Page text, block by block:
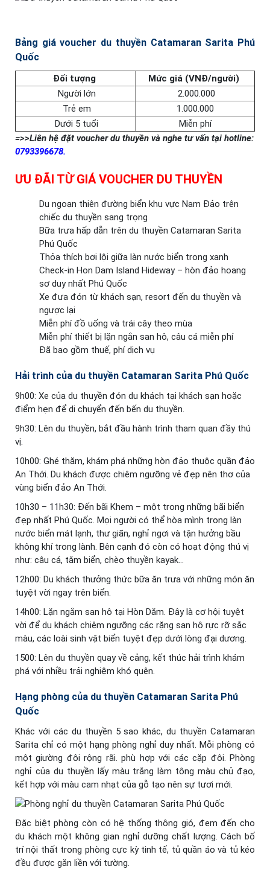
Bảng giá voucher du thuyền Catamaran Sarita Phú
Quốc
Đối tượng
Mức giá (VNĐ/người)
Người lớn
2.000.000
Trẻ em
1.000.000
Dưới 5 tuổi
Miễn phí
=>>Liên hệ đặt voucher du thuyền và nghe tư vấn tại hotline:
0793396678.
ƯU ĐÃI TỪ GIÁ VOUCHER DU THUYỀN
Du ngoạn thiên đường biển khu vực Nam Đảo trên
chiếc du thuyền sang trọng
Bữa trưa hấp dẫn trên du thuyền Catamaran Sarita
Phú Quốc
Thỏa thích bơi lội giữa làn nước biển trong xanh
Check-in Hon Dam Island Hideway – hòn đảo hoang
sơ duy nhất Phú Quốc
Xe đưa đón từ khách sạn, resort đến du thuyền và
ngược lại
Miễn phí đồ uống và trái cây theo mùa
Miễn phí thiết bị lặn ngắn san hô, câu cá miễn phí
Đã bao gồm thuế, phí dịch vụ
Hải trình của du thuyền Catamaran Sarita Phú Quốc
9h00: Xe của du thuyền đón du khách tại khách sạn hoặc
điểm hẹn để di chuyển đến bến du thuyền.
9h30: Lên du thuyền, bắt đầu hành trình tham quan đầy thú
vị.
10h00: Ghé thăm, khám phá những hòn đảo thuộc quần đảo
An Thới. Du khách được chiêm ngưỡng vẻ đẹp nên thơ của
vùng biển đảo An Thới.
10h30 – 11h30: Đến bãi Khem – một trong những bãi biển
đẹp nhất Phú Quốc. Mọi người có thể hòa mình trong làn
nước biển mát lạnh, thư giãn, nghỉ ngơi và tận hưởng bầu
không khí trong lành. Bên cạnh đó còn có hoạt động thú vị
như: câu cá, tắm biển, chèo thuyền kayak…
12h00: Du khách thưởng thức bữa ăn trưa với những món ăn
tuyệt vời ngay trên biển.
14h00: Lặn ngắm san hô tại Hòn Dăm. Đây là cơ hội tuyệt
vời để du khách chiêm ngưỡng các rặng san hô rực rỡ sắc
màu, các loài sinh vật biển tuyệt đẹp dưới lòng đại dương.
1500: Lên du thuyền quay về cảng, kết thúc hải trình khám
phá với nhiều trải nghiệm khó quên.
Hạng phòng của du thuyền Catamaran Sarita Phú
Quốc
Khác với các du thuyền 5 sao khác, du thuyền Catamaran
Sarita chỉ có một hạng phòng nghỉ duy nhất. Mỗi phòng có
một giường đôi rộng rãi. phù hợp với các cặp đôi. Phòng
nghỉ của du thuyền lấy màu trắng làm tông màu chủ đạo,
kết hợp với màu cam nhạt của gỗ tạo nên sự tươi mới.
Đặc biệt phòng còn có hệ thống thông gió, đem đến cho
du khách một không gian nghỉ dưỡng chất lượng. Cách bố
trí nội thất trong phòng cực kỳ tinh tế, tủ quần áo và tủ kéo
đều được gắn liền với tường.